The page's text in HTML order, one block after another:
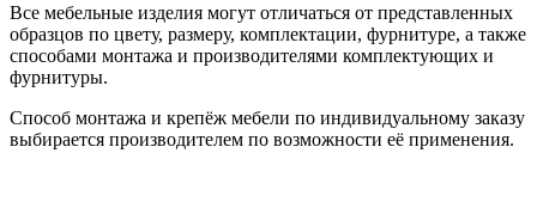
Все мебельные изделия могут отличаться от представленных
образцов по цвету, размеру, комплектации, фурнитуре, а также
способами монтажа и производителями комплектующих и
фурнитуры.
Способ монтажа и крепёж мебели по индивидуальному заказу
выбирается производителем по возможности её применения.